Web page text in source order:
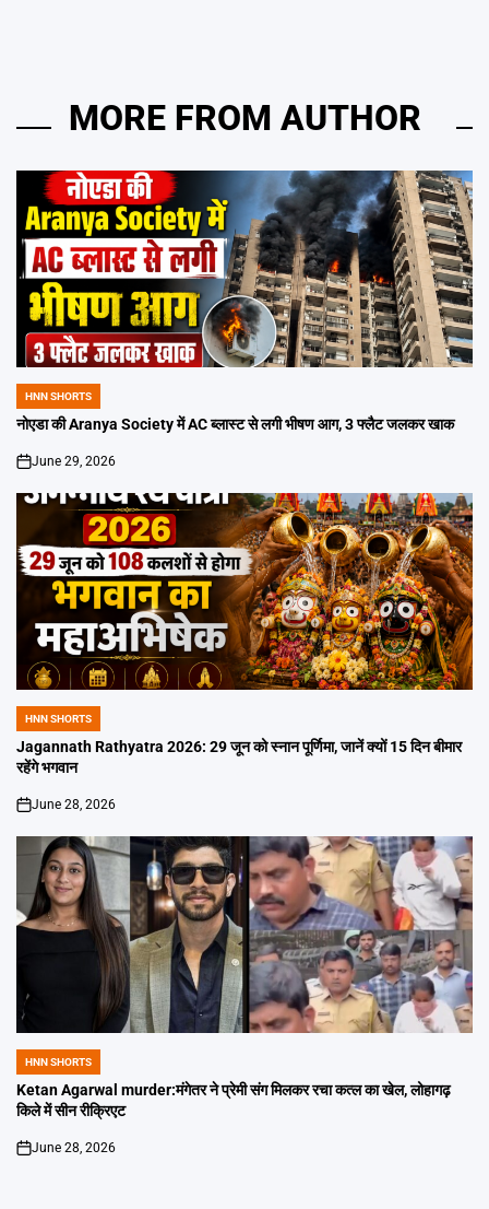
MORE FROM AUTHOR
POSTED
IN
HNN SHORTS
नोएडा की Aranya Society में AC ब्लास्ट से लगी भीषण आग, 3 फ्लैट जलकर खाक
on
June 29, 2026
POSTED
IN
HNN SHORTS
Jagannath Rathyatra 2026: 29 जून को स्नान पूर्णिमा, जानें क्यों 15 दिन बीमार
रहेंगे भगवान
on
June 28, 2026
POSTED
IN
HNN SHORTS
Ketan Agarwal murder:मंगेतर ने प्रेमी संग मिलकर रचा कत्ल का खेल, लोहागढ़
किले में सीन रीक्रिएट
on
June 28, 2026